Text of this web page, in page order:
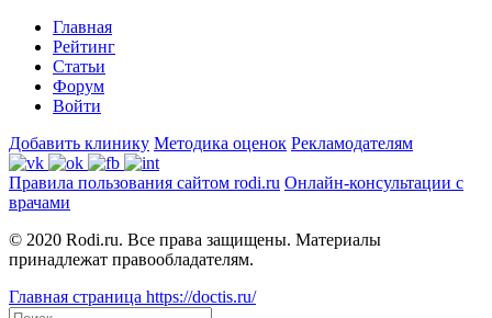
Главная
Рейтинг
Статьи
Форум
Войти
Добавить клинику Методика оценок Рекламодателям
Правила пользования сайтом rodi.ru Онлайн-консультации с
врачами
© 2020 Rodi.ru. Все права защищены. Материалы
принадлежат правообладателям.
Главная страница https://doctis.ru/